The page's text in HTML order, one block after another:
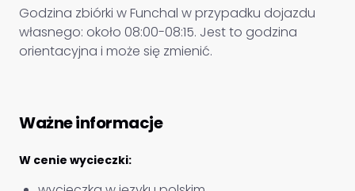
Godzina zbiórki w Funchal w przypadku dojazdu
własnego: około 08:00-08:15. Jest to godzina
orientacyjna i może się zmienić.
Ważne informacje
W cenie wycieczki: